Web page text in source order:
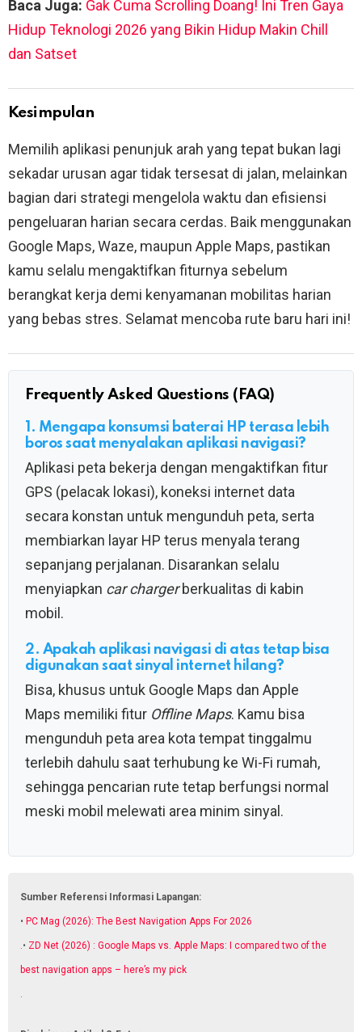
Baca Juga: Gak Cuma Scrolling Doang! Ini Tren Gaya
Hidup Teknologi 2026 yang Bikin Hidup Makin Chill
dan Satset
Kesimpulan
Memilih aplikasi penunjuk arah yang tepat bukan lagi
sekadar urusan agar tidak tersesat di jalan, melainkan
bagian dari strategi mengelola waktu dan efisiensi
pengeluaran harian secara cerdas. Baik menggunakan
Google Maps, Waze, maupun Apple Maps, pastikan
kamu selalu mengaktifkan fiturnya sebelum
berangkat kerja demi kenyamanan mobilitas harian
yang bebas stres. Selamat mencoba rute baru hari ini!
Frequently Asked Questions (FAQ)
1. Mengapa konsumsi baterai HP terasa lebih
boros saat menyalakan aplikasi navigasi?
Aplikasi peta bekerja dengan mengaktifkan fitur
GPS (pelacak lokasi), koneksi internet data
secara konstan untuk mengunduh peta, serta
membiarkan layar HP terus menyala terang
sepanjang perjalanan. Disarankan selalu
menyiapkan car chargerberkualitas di kabin
mobil.
2. Apakah aplikasi navigasi di atas tetap bisa
digunakan saat sinyal internet hilang?
Bisa, khusus untuk Google Maps dan Apple
Maps memiliki fitur Offline Maps. Kamu bisa
mengunduh peta area kota tempat tinggalmu
terlebih dahulu saat terhubung ke Wi-Fi rumah,
sehingga pencarian rute tetap berfungsi normal
meski mobil melewati area minim sinyal.
Sumber Referensi Informasi Lapangan:
• PC Mag (2026): The Best Navigation Apps For 2026
.• ZD Net (2026) : Google Maps vs. Apple Maps: I compared two of the
best navigation apps – here’s my pick
.